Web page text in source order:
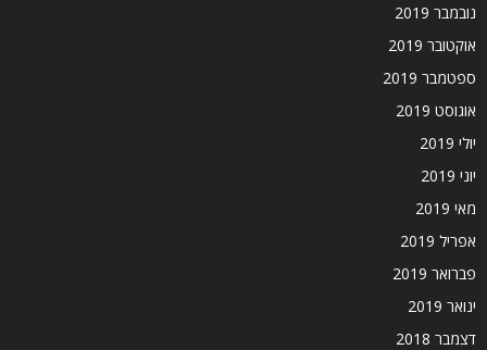
נובמבר 2019
אוקטובר 2019
ספטמבר 2019
אוגוסט 2019
יולי 2019
יוני 2019
מאי 2019
אפריל 2019
פברואר 2019
ינואר 2019
דצמבר 2018